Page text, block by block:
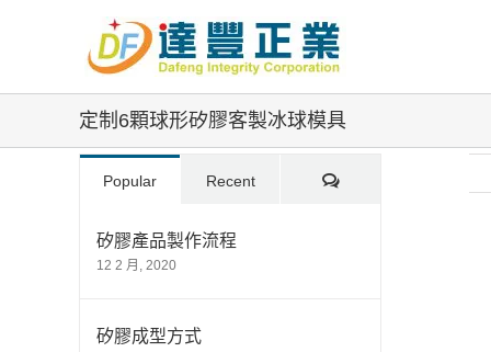
定制6顆球形矽膠客製冰球模具
Popular Recent Comments
矽膠產品製作流程
12 2 月, 2020
矽膠成型方式